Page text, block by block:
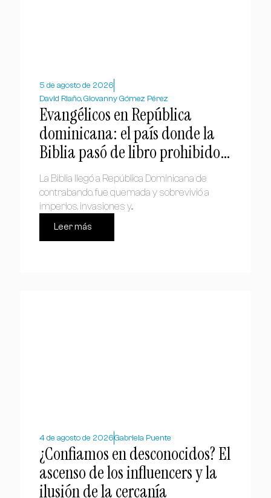
5 de agosto de 2026
David Riaño, Giovanny Gómez Pérez
Evangélicos en República
dominicana: el país donde la
Biblia pasó de libro prohibido a
símbolo nacional
La Biblia llegó a República Dominicana de
contrabando, fue quemada y sobrevivió a
imperios, invasiones y...
Leer más
4 de agosto de 2026Gabriela Puente
¿Confiamos en desconocidos? El
ascenso de los influencers y la
ilusión de la cercanía